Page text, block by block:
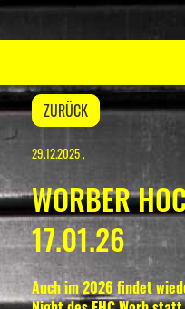
ZURÜCK
29.12.2025,
WORBER
17.01.26
Auch im 2026 findet